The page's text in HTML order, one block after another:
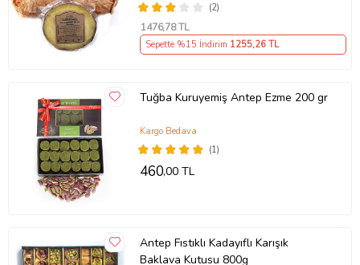
(2)
1476,78 TL
Sepette %15 İndirim 1255,26 TL
Tuğba Kuruyemiş Antep Ezme 200 gr
(1)
Kargo Bedava
460,00 TL
Antep Fıstıklı Kadayıflı Karışık
Baklava Kutusu 800g